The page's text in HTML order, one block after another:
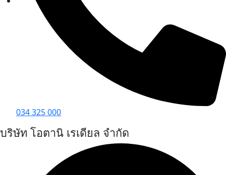
034 325 000
บริษัท โอตานิ เรเดียล จำกัด